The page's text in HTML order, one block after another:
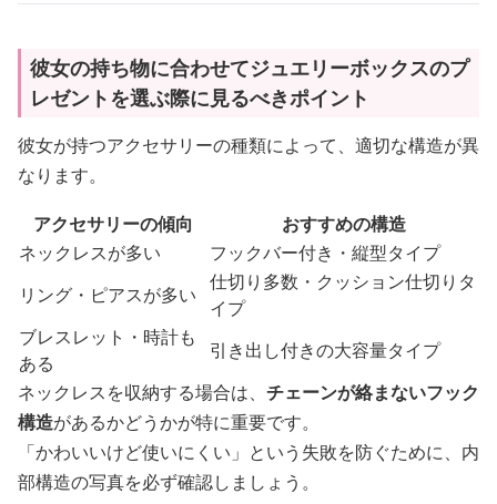
彼女の持ち物に合わせてジュエリーボックスのプ
レゼントを選ぶ際に見るべきポイント
彼女が持つアクセサリーの種類によって、適切な構造が異
なります。
アクセサリーの傾向
おすすめの構造
ネックレスが多い
フックバー付き・縦型タイプ
リング・ピアスが多い
仕切り多数・クッション仕切りタ
イプ
ブレスレット・時計も
ある
引き出し付きの大容量タイプ
ネックレスを収納する場合は、 チェーンが絡まないフック
構造があるかどうかが特に重要です。
「かわいいけど使いにくい」という失敗を防ぐために、内
部構造の写真を必ず確認しましょう。